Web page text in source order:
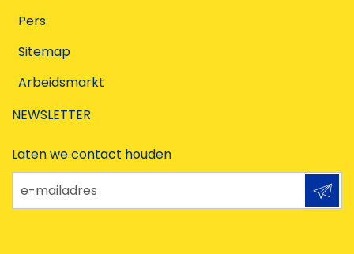
Pers
Sitemap
Arbeidsmarkt
NEWSLETTER
Laten we contact houden
e-mailadres